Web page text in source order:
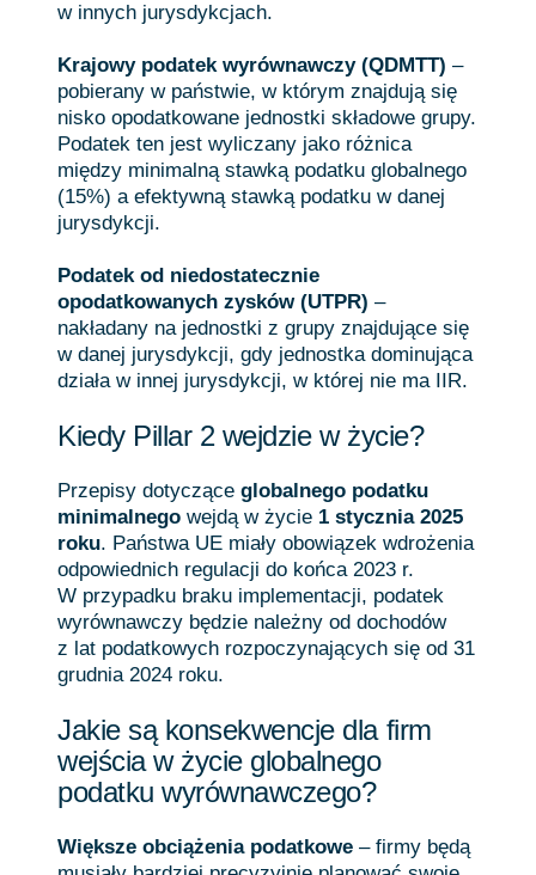
w innych jurysdykcjach.
Krajowy podatek wyrównawczy (QDMTT) –
pobierany w państwie, w którym znajdują się
nisko opodatkowane jednostki składowe grupy.
Podatek ten jest wyliczany jako różnica
między minimalną stawką podatku globalnego
(15%) a efektywną stawką podatku w danej
jurysdykcji.
Podatek od niedostatecznie
opodatkowanych zysków (UTPR) –
nakładany na jednostki z grupy znajdujące się
w danej jurysdykcji, gdy jednostka dominująca
działa w innej jurysdykcji, w której nie ma IIR.
Kiedy Pillar 2 wejdzie w życie?
Przepisy dotyczące globalnego podatku
minimalnego wejdą w życie 1 stycznia 2025
roku. Państwa UE miały obowiązek wdrożenia
odpowiednich regulacji do końca 2023 r.
W przypadku braku implementacji, podatek
wyrównawczy będzie należny od dochodów
z lat podatkowych rozpoczynających się od 31
grudnia 2024 roku.
Jakie są konsekwencje dla firm
wejścia w życie globalnego
podatku wyrównawczego?
Większe obciążenia podatkowe – firmy będą